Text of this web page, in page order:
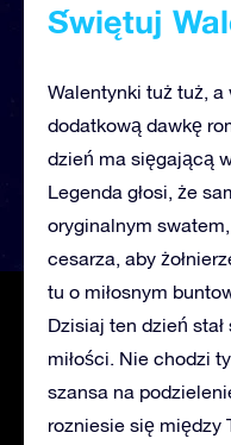
Świętuj
Walentynki tuż tuż, a
dodatkową dawkę
dzień ma sięgającą
Legenda głosi, że
oryginalnym
cesarza, aby
tu o miłosnym
Dzisiaj ten dzień
miłości. Nie chodzi
szansa na
rozniesie się między